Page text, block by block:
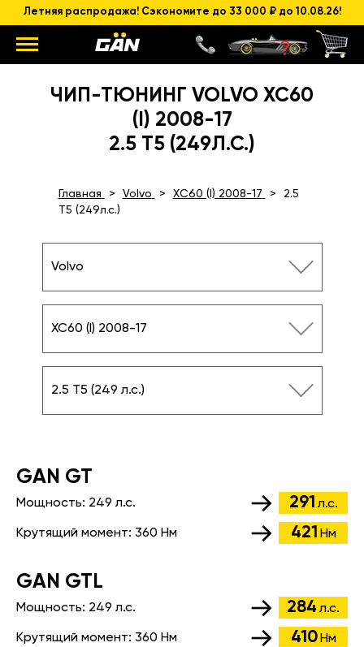
Летняя распродажа! Сэкономите до 33 000 ₽ до 10.08.26!
ЧИП-ТЮНИНГ VOLVO XC60
(I) 2008-17
2.5 T5 (249Л.С.)
Главная Volvo XC60 (I) 2008-17
2.5
T5 (249л.с.)
Volvo
XC60 (I) 2008-17
2.5 T5 (249 л.с.)
GАN GT
Мощность: 249 л.с. 291 л.с.
Крутящий момент: 360 Нм 421 Нм
GАN GTL
Мощность: 249 л.с. 284 л.с.
Крутящий момент: 360 Нм 410 Нм